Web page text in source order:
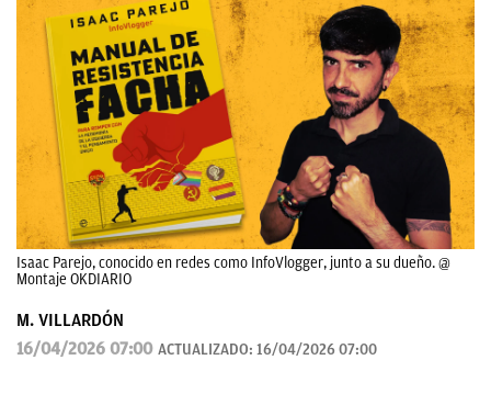
Isaac Parejo, conocido en redes como InfoVlogger, junto a su dueño. @
Montaje OKDIARIO
M. VILLARDÓN
16/04/2026 07:00 ACTUALIZADO: 16/04/2026 07:00